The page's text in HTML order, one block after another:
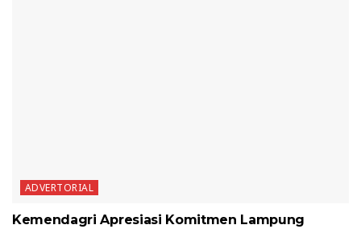
ADVERTORIAL
Kemendagri Apresiasi Komitmen Lampung